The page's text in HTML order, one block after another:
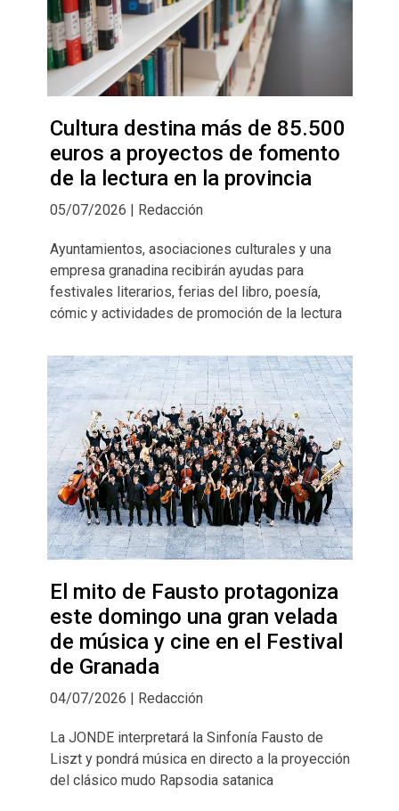
Cultura destina más de 85.500
euros a proyectos de fomento
de la lectura en la provincia
05/07/2026 | Redacción
Ayuntamientos, asociaciones culturales y una
empresa granadina recibirán ayudas para
festivales literarios, ferias del libro, poesía,
cómic y actividades de promoción de la lectura
El mito de Fausto protagoniza
este domingo una gran velada
de música y cine en el Festival
de Granada
04/07/2026 | Redacción
La JONDE interpretará la Sinfonía Fausto de
Liszt y pondrá música en directo a la proyección
del clásico mudo Rapsodia satanica